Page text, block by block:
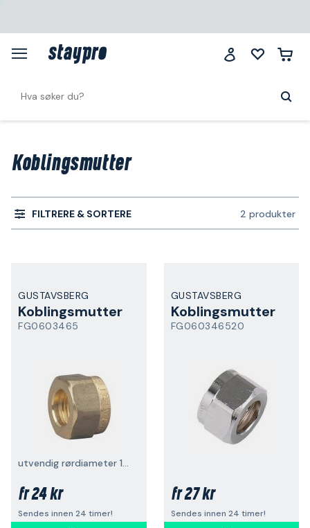
Koblingsmutter
FILTRERE & SORTERE 2 produkter
GUSTAVSBERG
Koblingsmutter
FG0603465
utvendig rørdiameter 10 mm
fr24 kr
Sendes innen 24 timer!
GUSTAVSBERG
Koblingsmutter
FG060346520
fr27 kr
Sendes innen 24 timer!